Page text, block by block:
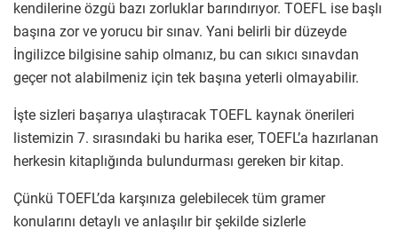
kendilerine özgü bazı zorluklar barındırıyor. TOEFL ise başlı
başına zor ve yorucu bir sınav. Yani belirli bir düzeyde
İngilizce bilgisine sahip olmanız, bu can sıkıcı sınavdan
geçer not alabilmeniz için tek başına yeterli olmayabilir.
İşte sizleri başarıya ulaştıracak TOEFL kaynak önerileri
listemizin 7. sırasındaki bu harika eser, TOEFL’a hazırlanan
herkesin kitaplığında bulundurması gereken bir kitap.
Çünkü TOEFL’da karşınıza gelebilecek tüm gramer
konularını detaylı ve anlaşılır bir şekilde sizlerle